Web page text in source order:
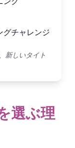
グチャレンジ
新しいタイト
選ぶ理